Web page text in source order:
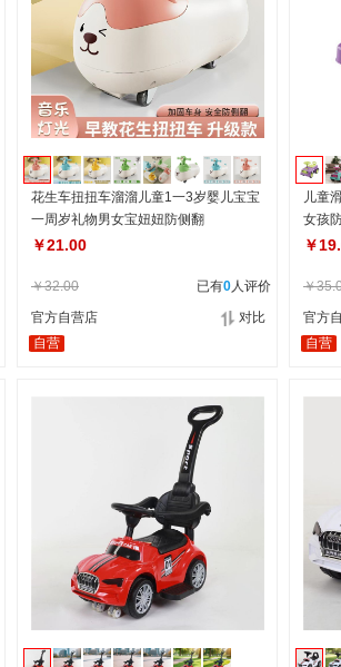
花生车扭扭车溜溜儿童1一3岁婴儿宝宝
一周岁礼物男女宝妞妞防侧翻
￥21.00
￥32.00 已有0人评价
官方自营店
对比
自营
儿童
女孩
￥
￥
官方
自营